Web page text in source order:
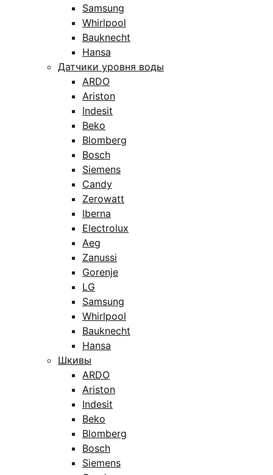
Samsung
Whirlpool
Bauknecht
Hansa
Датчики уровня воды
ARDO
Ariston
Indesit
Beko
Blomberg
Bosch
Siemens
Candy
Zerowatt
Iberna
Electrolux
Aeg
Zanussi
Gorenje
LG
Samsung
Whirlpool
Bauknecht
Hansa
Шкивы
ARDO
Ariston
Indesit
Beko
Blomberg
Bosch
Siemens